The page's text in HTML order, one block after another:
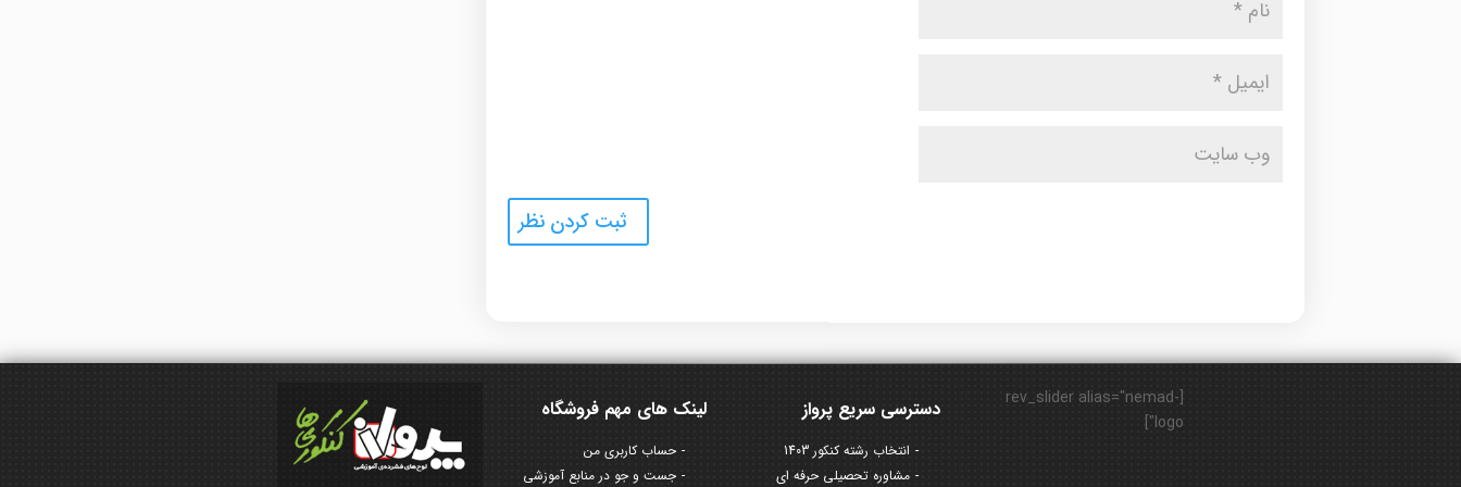
لینک های مهم فروشگاه
حساب کاربری من
جست و جو در منابع آموزشی
دسترسی سریع پرواز
انتخاب رشته کنکور 1403
مشاوره تحصیلی حرفه ای
[rev_slider alias="nemad-
logo"]